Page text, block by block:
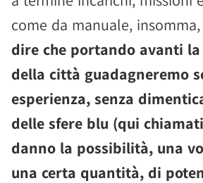
come da manuale,
dire che portando avanti
della città guadagneremo
esperienza, senza
delle sfere blu (qui
danno la possibilità, una
una certa quantità, di